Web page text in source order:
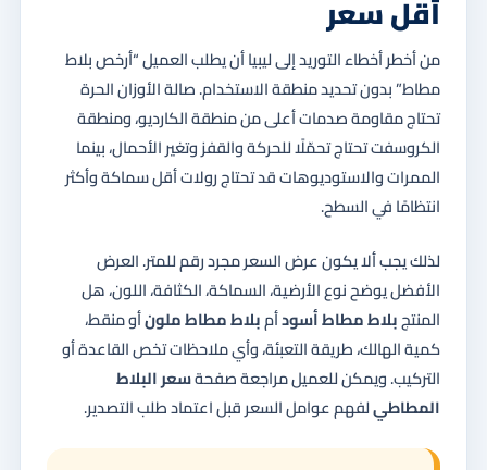
أقل سعر
من أخطر أخطاء التوريد إلى ليبيا أن يطلب العميل “أرخص بلاط
مطاط” بدون تحديد منطقة الاستخدام. صالة الأوزان الحرة
تحتاج مقاومة صدمات أعلى من منطقة الكارديو، ومنطقة
الكروسفت تحتاج تحمّلًا للحركة والقفز وتغير الأحمال، بينما
الممرات والاستوديوهات قد تحتاج رولات أقل سماكة وأكثر
انتظامًا في السطح.
لذلك يجب ألا يكون عرض السعر مجرد رقم للمتر. العرض
الأفضل يوضح نوع الأرضية، السماكة، الكثافة، اللون، هل
المنتجبلاط مطاط أسودأمبلاط مطاط ملونأو منقط،
كمية الهالك، طريقة التعبئة، وأي ملاحظات تخص القاعدة أو
التركيب. ويمكن للعميل مراجعة صفحةسعر البلاط
المطاطيلفهم عوامل السعر قبل اعتماد طلب التصدير.